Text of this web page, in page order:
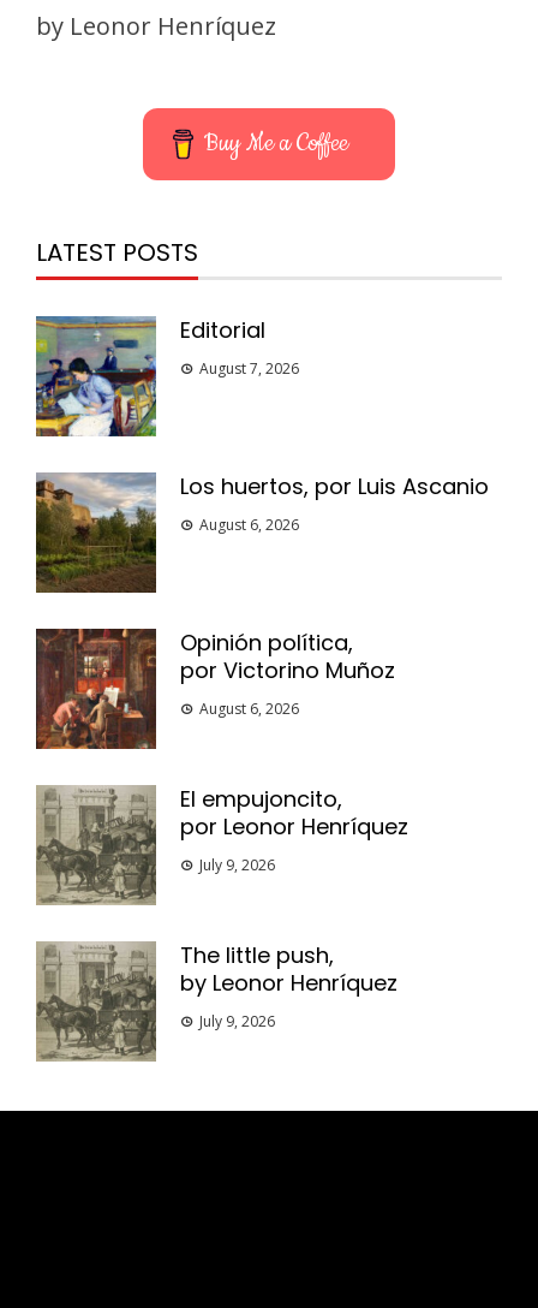
by Leonor Henríquez
Buy Me a Coffee
LATEST POSTS
Editorial
August 7, 2026
Los huertos, por Luis Ascanio
August 6, 2026
Opinión política,
por Victorino Muñoz
August 6, 2026
El empujoncito,
por Leonor Henríquez
July 9, 2026
The little push,
by Leonor Henríquez
July 9, 2026